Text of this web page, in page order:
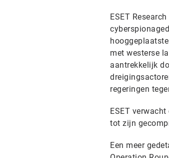
ESET
met westerse
aantrekkelijk
regeringen
ESET
tot zijn
Een meer